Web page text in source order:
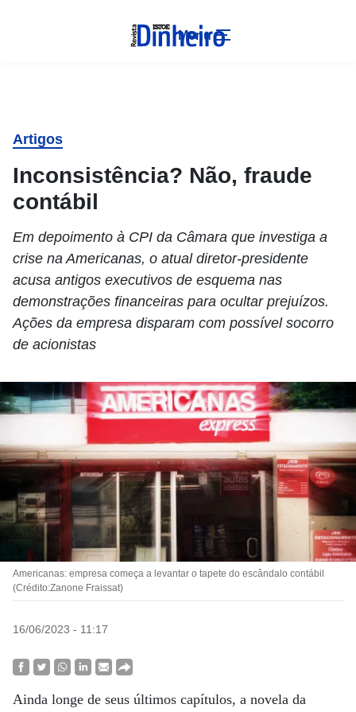
Menu
Artigos
Inconsistência? Não, fraude
contábil
Em depoimento à CPI da Câmara que investiga a
crise na Americanas, o atual diretor-presidente
acusa antigos executivos de esquema nas
demonstrações financeiras para ocultar prejuízos.
Ações da empresa disparam com possível socorro
de acionistas
Americanas: empresa começa a levantar o tapete do escândalo contábil
(Crédito:Zanone Fraissat)
16/06/2023 - 11:17
Ainda longe de seus últimos capítulos, a novela da